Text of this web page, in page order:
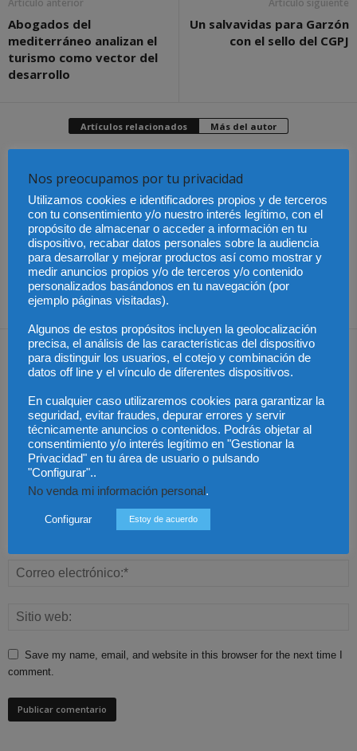
Artículo anterior
Abogados del
mediterráneo analizan el
turismo como vector del
desarrollo
Artículo siguiente
Un salvavidas para Garzón
con el sello del CGPJ
Artículos relacionados Más del autor
Cómo proteger tu
propiedad intelectual en
el extranjero: claves
lingüísticas y jurídicas
El Pleno del CGPJ
aprueba el informe al
anteproyecto de Ley de
Familias por
unanimidad
Últimas modificaciones
en la Ley de Sociedades
de Capital
Dejar una respuesta
Save my name, email, and website in this browser for the next time I
comment.
Nos preocupamos por tu privacidad
Utilizamos cookies e identificadores propios y de terceros
con tu consentimiento y/o nuestro interés legítimo, con el
propósito de almacenar o acceder a información en tu
dispositivo, recabar datos personales sobre la audiencia
para desarrollar y mejorar productos así como mostrar y
medir anuncios propios y/o de terceros y/o contenido
personalizados basándonos en tu navegación (por
ejemplo páginas visitadas).
Algunos de estos propósitos incluyen la geolocalización
precisa, el análisis de las características del dispositivo
para distinguir los usuarios, el cotejo y combinación de
datos off line y el vínculo de diferentes dispositivos.
En cualquier caso utilizaremos cookies para garantizar la
seguridad, evitar fraudes, depurar errores y servir
técnicamente anuncios o contenidos. Podrás objetar al
consentimiento y/o interés legítimo en "Gestionar la
Privacidad" en tu área de usuario o pulsando
"Configurar"..
No venda mi información personal .
Configurar Estoy de acuerdo